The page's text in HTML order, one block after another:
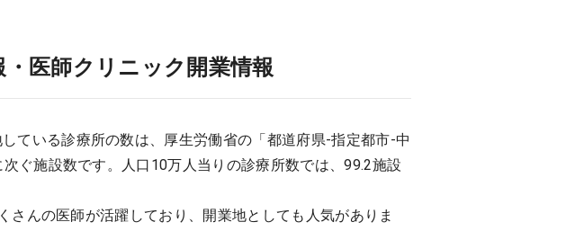
医師クリニック開業情報
ている診療所の数は、厚生労働省の「都道府県-指定都市-中
ぐ施設数です。人口10万人当りの診療所数では、99.2施設
んの医師が活躍しており、開業地としても人気がありま